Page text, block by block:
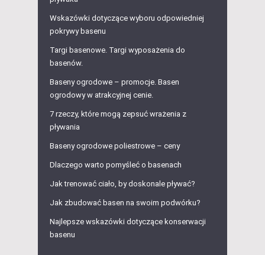
Wskazówki dotyczące wyboru odpowiedniej
pokrywy basenu
Targi basenowe. Targi wyposażenia do
basenów.
Baseny ogrodowe – promocje. Basen
ogrodowy w atrakcyjnej cenie.
7 rzeczy, które mogą zepsuć wrażenia z
pływania
Baseny ogrodowe poliestrowe – ceny
Dlaczego warto pomyśleć o basenach
Jak trenować ciało, by doskonale pływać?
Jak zbudować basen na swoim podwórku?
Najlepsze wskazówki dotyczące konserwacji
basenu